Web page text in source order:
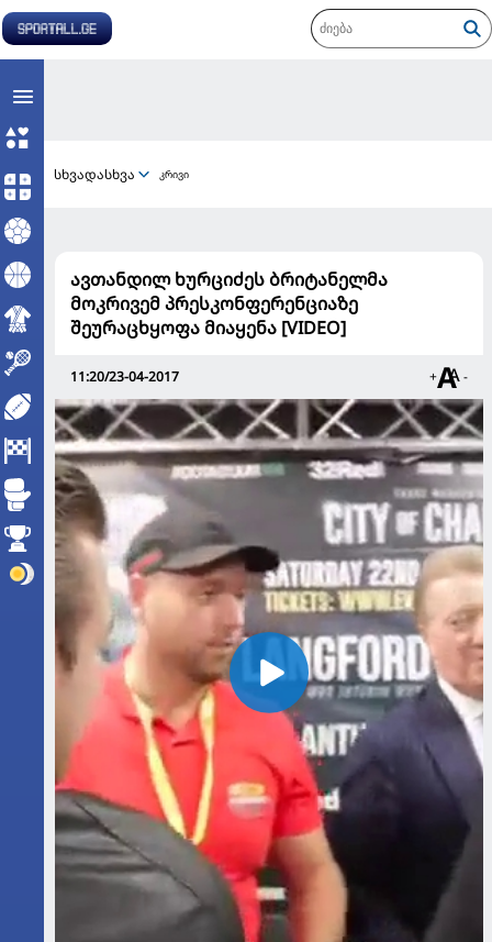
სხვადასხვა კრივი
ავთანდილ ხურციძეს ბრიტანელმა
მოკრივემ პრესკონფერენციაზე
შეურაცხყოფა მიაყენა [VIDEO]
11:20/23-04-2017 + -